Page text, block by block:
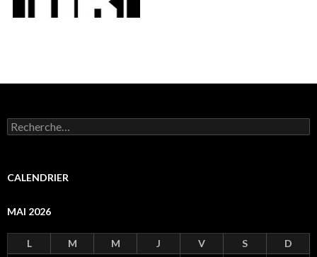
R
e
e
h
CALENDRIER
MAI 2026
L M M J V S D